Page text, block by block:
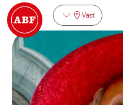
Väst